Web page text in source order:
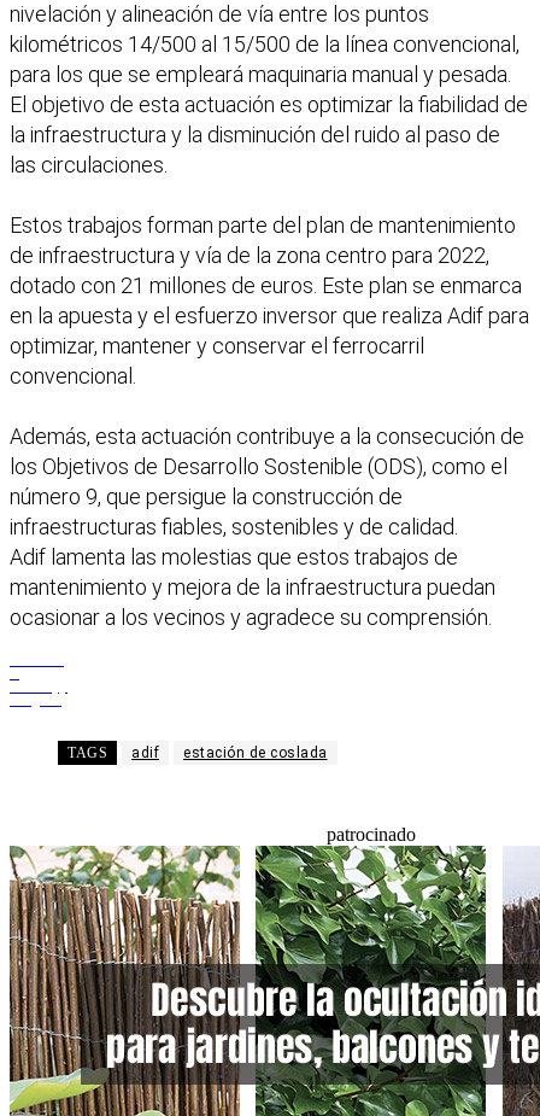
nivelación y alineación de vía entre los puntos
kilométricos 14/500 al 15/500 de la línea convencional,
para los que se empleará maquinaria manual y pesada.
El objetivo de esta actuación es optimizar la fiabilidad de
la infraestructura y la disminución del ruido al paso de
las circulaciones.
Estos trabajos forman parte del plan de mantenimiento
de infraestructura y vía de la zona centro para 2022,
dotado con 21 millones de euros. Este plan se enmarca
en la apuesta y el esfuerzo inversor que realiza Adif para
optimizar, mantener y conservar el ferrocarril
convencional.
Además, esta actuación contribuye a la consecución de
los Objetivos de Desarrollo Sostenible (ODS), como el
número 9, que persigue la construcción de
infraestructuras fiables, sostenibles y de calidad.
Adif lamenta las molestias que estos trabajos de
mantenimiento y mejora de la infraestructura puedan
ocasionar a los vecinos y agradece su comprensión.
TAGS adif estación de coslada
patrocinado